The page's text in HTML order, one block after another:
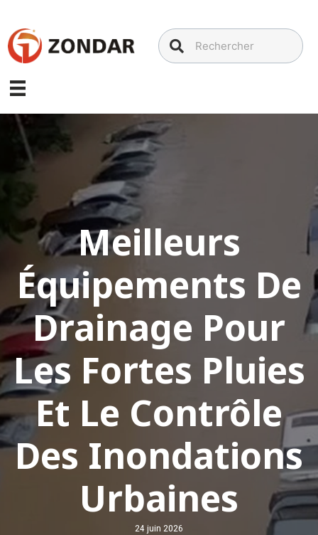
contenu
Meilleurs
Équipements De
Drainage Pour
Les Fortes Pluies
Et Le Contrôle
Des Inondations
Urbaines
24 juin 2026